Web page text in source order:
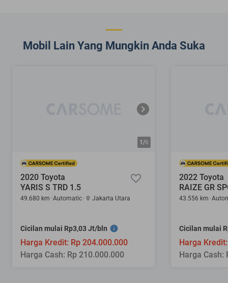
Mobil Lain Yang Mungkin Anda Suka
1/6
2020 Toyota
YARIS S TRD 1.5
49.680 km Automatic Jakarta Utara
Cicilan mulai Rp3,03 Jt/bln
Harga Kredit: Rp 204.000.000
Harga Cash: Rp 210.000.000
2022 Toyota
RAIZE GR
43.556 km
Cicilan mulai
Harga
Harga Cash: